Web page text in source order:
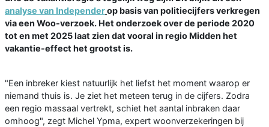
analyse van Independerop basis van politiecijfers verkregen
via een Woo-verzoek. Het onderzoek over de periode 2020
tot en met 2025 laat zien dat vooral in regio Midden het
vakantie-effect het grootst is.
"Een inbreker kiest natuurlijk het liefst het moment waarop er
niemand thuis is. Je ziet het meteen terug in de cijfers. Zodra
een regio massaal vertrekt, schiet het aantal inbraken daar
omhoog", zegt Michel Ypma, expert woonverzekeringen bij